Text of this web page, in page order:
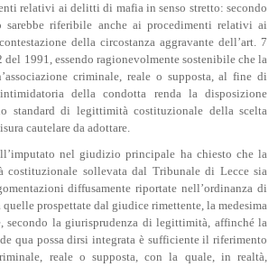
relativi ai delitti di mafia in senso stretto: secondo
sarebbe riferibile anche ai procedimenti relativi ai
della circostanza aggravante dell’art. 7
del 1991, essendo ragionevolmente sostenibile che la
criminale, reale o supposta, al fine di
della condotta renda la disposizione
standard di legittimità costituzionale della scelta
cautelare da adottare.
nel giudizio principale ha chiesto che la
costituzionale sollevata dal Tribunale di Lecce sia
diffusamente riportate nell’ordinanza di
quelle prospettate dal giudice rimettente, la medesima
secondo la giurisprudenza di legittimità, affinché la
qua possa dirsi integrata è sufficiente il riferimento
reale o supposta, con la quale, in realtà,